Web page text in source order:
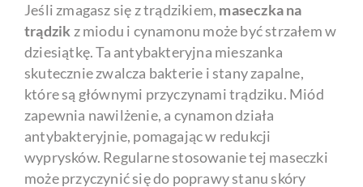
Jeśli zmagasz się z trądzikiem, maseczka na
trądzik z miodu i cynamonu może być strzałem w
dziesiątkę. Ta antybakteryjna mieszanka
skutecznie zwalcza bakterie i stany zapalne,
które są głównymi przyczynami trądziku. Miód
zapewnia nawilżenie, a cynamon działa
antybakteryjnie, pomagając w redukcji
wyprysków. Regularne stosowanie tej maseczki
może przyczynić się do poprawy stanu skóry